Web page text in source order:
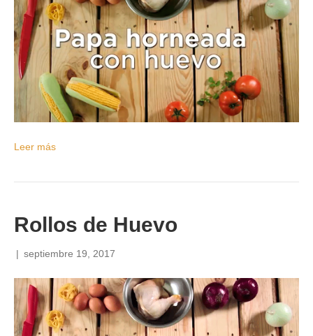
Leer más
Rollos de Huevo
| septiembre 19, 2017